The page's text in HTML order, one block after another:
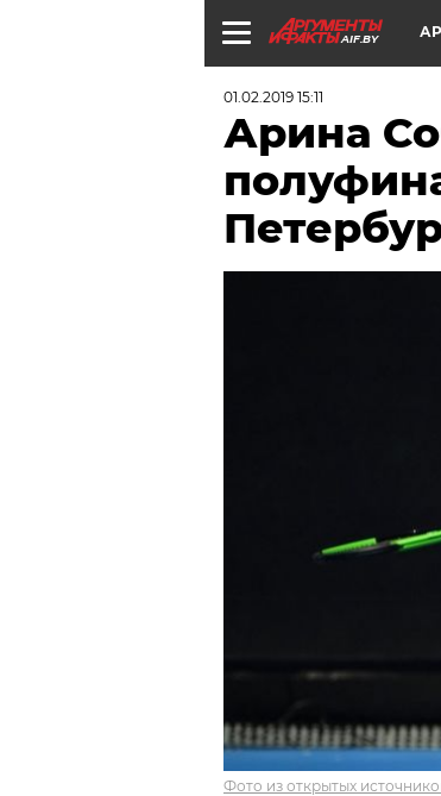
AIF.BY
01.02.2019 15:11
Арина
Фото из открытых